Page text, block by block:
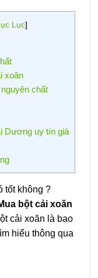
Lục]
xoăn
chất
Dương uy tín giá
tốt không ?
bột cải xoăn
cải xoăn là bao
hiểu thông qua